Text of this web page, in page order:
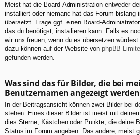
Meist hat die Board-Administration entweder
installiert oder niemand hat das Forum bislang
übersetzt. Frage ggf. einen Board-
das du benötigst, installieren kann. Falls es
wir uns freuen, wenn du es übersetzen
dazu können auf der Website von phpBB
gefunden werden.
Was sind das für Bilder, die bei
Benutzernamen angezeigt
In der Beitragsansicht können zwei Bilder bei
stehen. Eines dieser Bilder ist meist mit
dies Sterne, Kästchen oder Punkte, die deine
Status im Forum angeben. Das andere, meist